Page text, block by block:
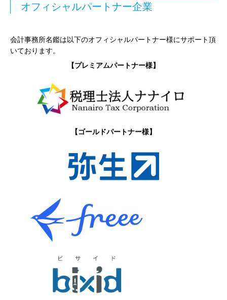
オフィシャルパートナー企業
会計事務所名鑑は以下のオフィシャルパートナー様にサポート頂
いております。
【プレミアムパートナー様】
【ゴールドパートナー様】